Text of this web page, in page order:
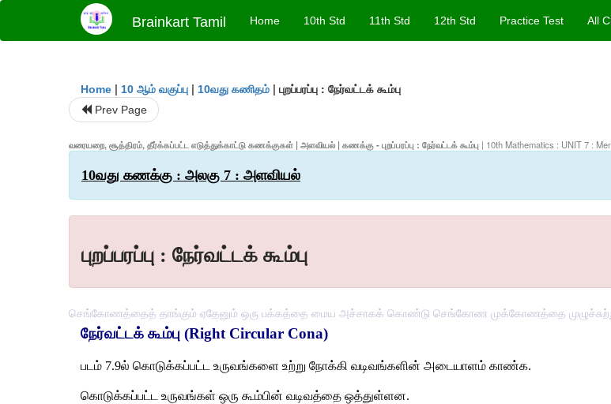
Brainkart Tamil Home 10th Std 11th Std 12th Std Practice Test All
Home | 10 ஆம் வகுப்பு | 10வது கணிதம் | புறப்பரப்பு : நேர்வட்டக் கூம்பு
Prev Page
வரையறை, சூத்திரம், தீர்க்கப்பட்ட எடுத்துக்காட்டு கணக்குகள் | அளவியல் | கணக்கு - புறப்பரப்பு : நேர்வட்டக் கூம்பு | 10th Mathematics : UNIT 7 :
10வது கணக்கு : அலகு 7 : அளவியல்
புறப்பரப்பு : நேர்வட்டக் கூம்பு
செங்கோணத்தைத் தாங்கும் ஏதேனும் ஒரு பக்கத்தை மைய அச்சாகக் கொண்டு செங்கோண முக்கோணத்தை முழுச்சுற்று
நேர்வட்டக் கூம்பு (Right Circular Cona)
படம் 7.9ல் கொடுக்கப்பட்ட உருவங்களை உற்று நோக்கி வடிவங்களின் அடையாளம் காண்க.
கொடுக்கப்பட்ட உருவங்கள் ஒரு கூம்பின் வடிவத்தை ஒத்துள்ளன.